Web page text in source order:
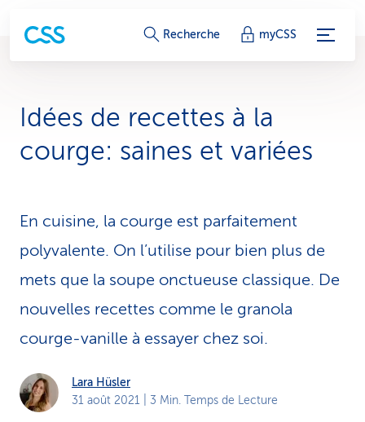
L
n
s
e
s
i
Recherche myCSS
Idées de recettes à la
courge: saines et variées
En cuisine, la courge est par­fai­te­ment
polyvalente. On l’utilise pour bien plus de
mets que la soupe onctueuse classique. De
nouvelles recettes comme le granola
courge-vanille à essayer chez soi.
Lara Hüsler
31 août 2021 | 3 Min. Temps de Lecture